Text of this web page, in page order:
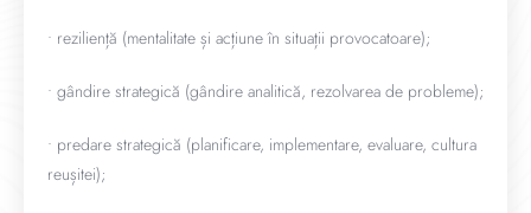
• reziliență (mentalitate și acțiune în situații provocatoare);
• gândire strategică (gândire analitică, rezolvarea de probleme);
• predare strategică (planificare, implementare, evaluare, cultura
reușitei);